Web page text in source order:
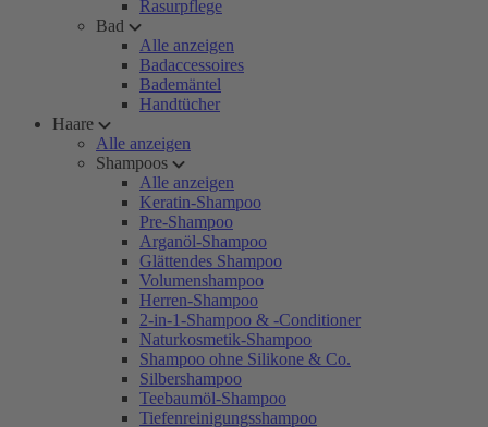
Rasurpflege
Bad
Alle anzeigen
Badaccessoires
Bademäntel
Handtücher
Haare
Alle anzeigen
Shampoos
Alle anzeigen
Keratin-Shampoo
Pre-Shampoo
Arganöl-Shampoo
Glättendes Shampoo
Volumenshampoo
Herren-Shampoo
2-in-1-Shampoo & -Conditioner
Naturkosmetik-Shampoo
Shampoo ohne Silikone & Co.
Silbershampoo
Teebaumöl-Shampoo
Tiefenreinigungsshampoo